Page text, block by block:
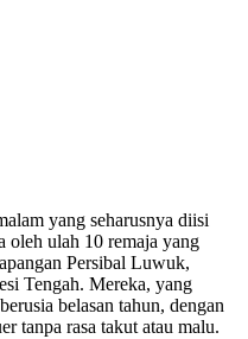
yang seharusnya diisi
oleh ulah 10 remaja yang
Persibal Luwuk,
Tengah. Mereka, yang
belasan tahun, dengan
tanpa rasa takut atau malu.